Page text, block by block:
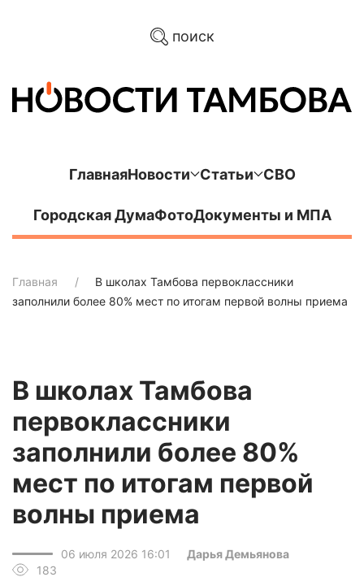
поиск
ГлавнаяНовости Статьи СВО
Городская ДумаФотоДокументы и МПА
Главная
В школах Тамбова первоклассники
заполнили более 80% мест по итогам первой волны приема
В школах Тамбова
первоклассники
заполнили более 80%
мест по итогам первой
волны приема
06 июля 2026 16:01
Дарья Демьянова
183